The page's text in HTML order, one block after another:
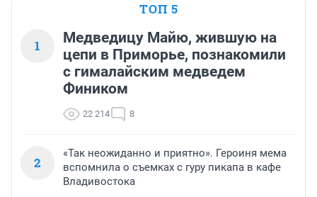
ТОП 5
1
Медведицу Майю, жившую на
цепи в Приморье, познакомили
с гималайским медведем
Фиником
22 214 8
2
«Так неожиданно и приятно». Героиня мема
вспомнила о съемках с гуру пикапа в кафе
Владивостока